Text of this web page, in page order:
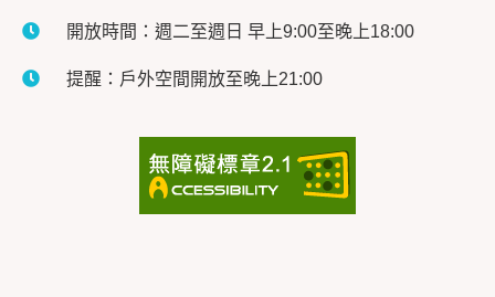
開放時間：週二至週日 早上9:00至晚上18:00
提醒：戶外空間開放至晚上21:00